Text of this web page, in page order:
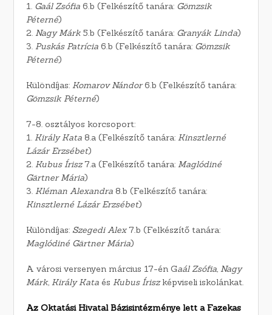
1. Gaál Zsófia 6.b (Felkészítő tanára: Gömzsik
Péterné)
2.Nagy Márk 5.b (Felkészítő tanára: Granyák Linda)
3.Puskás Patrícia 6.b (Felkészítő tanára: Gömzsik
Péterné)
Különdíjas:Komarov Nándor6.b (Felkészítő tanára:
Gömzsik Péterné)
7-8. osztályos korcsoport:
1.Király Kata 8.a (Felkészítő tanára:Kinsztlerné
Lázár Erzsébet)
2.Kubus Írisz7.a (Felkészítő tanára:Maglódiné
Gärtner Mária)
3. Kléman Alexandra 8.b (Felkészítő tanára:
Kinsztlerné Lázár Erzsébet)
Különdíjas:Szegedi Alex7.b (Felkészítő tanára:
Maglódiné Gärtner Mária)
A városi versenyen március 17-én Gaál Zsófia, Nagy
Márk, Király Kata ésKubus Íriszképviseli iskolánkat.
Az Oktatási Hivatal Bázisintézménye lett a Fazekas